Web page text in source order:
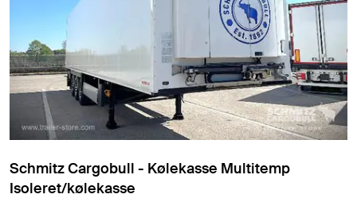
Schmitz Cargobull - Kølekasse Multitemp
Isoleret/kølekasse